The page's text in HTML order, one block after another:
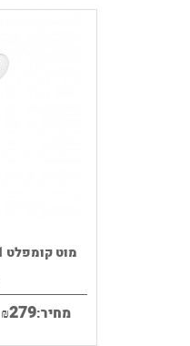
מוט קומפלט GROHE Tempesta 1...
מחיר: ₪279